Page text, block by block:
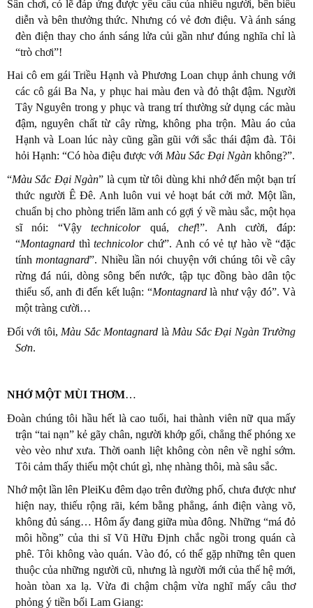
Sân chơi, có lẽ đáp ứng được yêu cầu của nhiều người, bên biểu
diễn và bên thưởng thức. Nhưng có vẻ đơn điệu. Và ánh sáng
đèn điện thay cho ánh sáng lửa củi gần như đúng nghĩa chỉ là
“trò chơi”!
Hai cô em gái Triều Hạnh và Phương Loan chụp ảnh chung với
các cô gái Ba Na, y phục hai màu đen và đỏ thật đậm. Người
Tây Nguyên trong y phục và trang trí thường sử dụng các màu
đậm, nguyên chất từ cây rừng, không pha trộn. Màu áo của
Hạnh và Loan lúc này cũng gần gũi với sắc thái đậm đà. Tôi
hỏi Hạnh: “Có hòa điệu được với Màu Sắc Đại Ngàn không?”.
“Màu Sắc Đại Ngàn” là cụm từ tôi dùng khi nhớ đến một bạn trí
thức người Ê Đê. Anh luôn vui vẻ hoạt bát cởi mở. Một lần,
chuẩn bị cho phòng triển lãm anh có gợi ý về màu sắc, một họa
sĩ nói: “Vậytechnicolorquá,chef!”. Anh cười, đáp:
“Montagnard thìtechnicolorchứ”. Anh có vẻ tự hào về “đặc
tínhmontagnard”. Nhiều lần nói chuyện với chúng tôi về cây
rừng đá núi, dòng sông bến nước, tập tục đồng bào dân tộc
thiểu số, anh đi đến kết luận: “Montagnardlà như vậy đó”. Và
một tràng cười…
Đối với tôi, Màu Sắc Montagnard là Màu Sắc Đại Ngàn Trường
Sơn.
NHỚ MỘT MÙI THƠM…
Đoàn chúng tôi hầu hết là cao tuổi, hai thành viên nữ qua mấy
trận “tai nạn” kẻ gãy chân, người khớp gối, chẳng thể phóng xe
vèo vèo như xưa. Thời oanh liệt không còn nên về nghỉ sớm.
Tôi cảm thấy thiếu một chút gì, nhẹ nhàng thôi, mà sâu sắc.
Nhớ một lần lên PleiKu đêm dạo trên đường phố, chưa được như
hiện nay, thiếu rộng rãi, kém bằng phẳng, ánh điện vàng võ,
không đủ sáng… Hôm ấy đang giữa mùa đông. Những “má đỏ
môi hồng” của thi sĩ Vũ Hữu Định chắc ngồi trong quán cà
phê. Tôi không vào quán. Vào đó, có thể gặp những tên quen
thuộc của những người cũ, nhưng là người mới của thế hệ mới,
hoàn tòan xa lạ. Vừa đi chậm chậm vừa nghĩ mấy câu thơ
phỏng ý tiền bối Lam Giang: